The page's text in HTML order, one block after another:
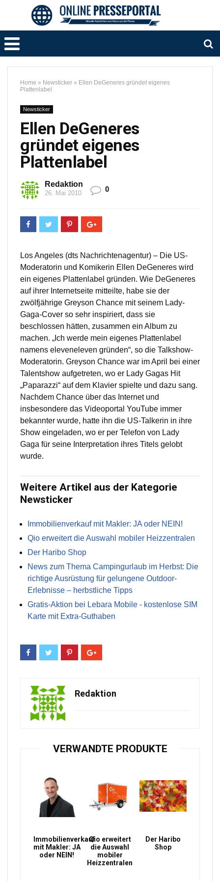
Home » Newsticker » Ellen DeGeneres gründet eigenes
Plattenlabel
Newsticker
Ellen DeGeneres
gründet eigenes
Plattenlabel
Redaktion
26. Mai 2010 0
Los Angeles (dts Nachrichtenagentur) – Die US-
Moderatorin und Komikerin Ellen DeGeneres wird
ein eigenes Plattenlabel gründen. Wie DeGeneres
auf ihrer Internetseite mitteilte, habe sie der
zwölfjährige Greyson Chance mit seinem Lady-
Gaga-Cover so sehr inspiriert, dass sie
beschlossen hätten, zusammen ein Album zu
machen. „Ich werde mein eigenes Plattenlabel
namens eleveneleven gründen“, so die Talkshow-
Moderatorin. Greyson Chance war im April bei einer
Talentshow aufgetreten, wo er Lady Gagas Hit
„Paparazzi“ auf dem Klavier spielte und dazu sang.
Nachdem Chance über das Internet und
insbesondere das Videoportal YouTube immer
bekannter wurde, hatte ihn die US-Talkerin in ihre
Show eingeladen, wo er per Telefon von Lady
Gaga für seine Interpretation ihres Titels gelobt
wurde.
Weitere Artikel aus der Kategorie
Newsticker
Immobilienverkauf mit Makler: JA oder NEIN!
Qio erweitert die Auswahl mobiler Heizzentralen
Der Haribo Shop
News zum Thema Campingurlaub im Herbst: Die
richtige Ausrüstung für gelungene Outdoor-
Erlebnisse – herbstliche Tipps
Gratis-Aktion bei Lebara Mobile - kostenlose SIM
Karte mit Extra-Guthaben
Redaktion
VERWANDTE PRODUKTE
Immobilienverkauf
mit Makler: JA
oder NEIN!
Qio erweitert
die Auswahl
mobiler
Heizzentralen
Der Haribo
Shop